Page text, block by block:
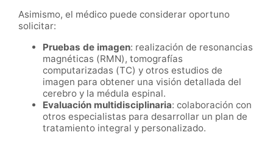
Asimismo, el médico puede considerar oportuno
solicitar:
Pruebas de imagen: realización de resonancias
magnéticas (RMN), tomografías
computarizadas (TC) y otros estudios de
imagen para obtener una visión detallada del
cerebro y la médula espinal.
Evaluación multidisciplinaria: colaboración con
otros especialistas para desarrollar un plan de
tratamiento integral y personalizado.